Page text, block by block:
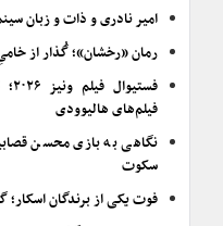
امیر نادری و ذات و زبان
رمان «رخشان»؛ گُذار از
فیلم‌های هالیوودی
نگاهی به بازی محسن
سکوت
فوت یکی از برندگان